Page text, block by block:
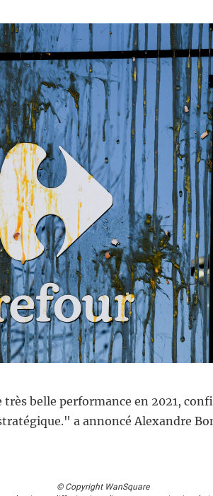
très belle performance en 2021,
a annoncé Alexandre
© Copyright WanSquare